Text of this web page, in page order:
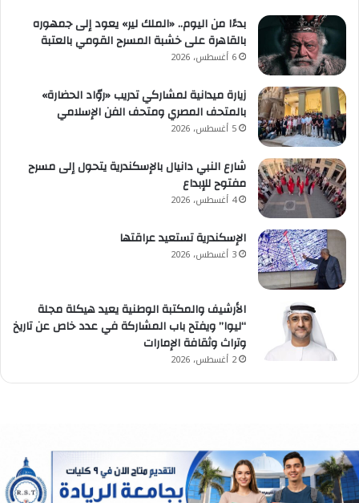
بدءًا من اليوم.. «الملك لير» يعود إلى جمهوره
بالقاهرة على خشبة المسرح القومي بالعتبة
6 أغسطس، 2026
زيارة ميدانية لمشاركي تدريب «روّاد الحضارة»
بالمتحف المصري ومتحف الفن الإسلامي
5 أغسطس، 2026
شارع النبي دانيال بالإسكندرية يتحول إلى مسرح
مفتوح للإبداع
4 أغسطس، 2026
الإسكندرية تستعيد عراقتها
3 أغسطس، 2026
الأرشيف والمكتبة الوطنية يعيد هيكلة مجلة
“ليوا” ويفتح باب المشاركة في عدد خاص عن تاريخ
وتراث وثقافة الإمارات
2 أغسطس، 2026